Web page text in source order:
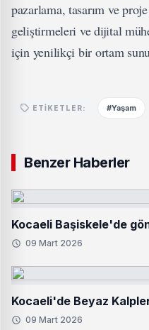
pazarlama, tasarım ve
geliştirmeleri ve dijital
için yenilikçi bir ortam
ETIKETLER: #Yaşam
Benzer Haberler
Kocaeli Başiskele'de
09 Mart 2026
Kocaeli'de Beyaz
09 Mart 2026